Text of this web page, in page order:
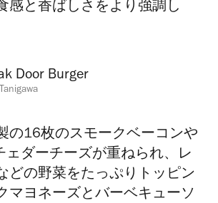
感と香ばしさをより強調し
の16枚のスモークベーコンや
ェダーチーズが重ねられ、レ
どの野菜をたっぷりトッピン
マヨネーズとバーベキューソ